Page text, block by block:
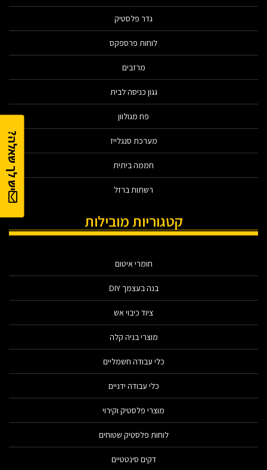
יש לך שאלה?
גדר פלסטיק
לוחות פרספקס
מרזבים
גגון כניסה לבית
פח מגולוון
מערכת סנגלייז
חממה ביתית
רשתות ברזל
קטגוריות מובילות
חומרי איטום
בנה בעצמך DIY
ציוד כיבוי אש
מוצרי בניה קלה
כלי עבודה חשמליים
כלי עבודה ידניים
מוצרי פלסטיק וקירוי
לוחות פלסטיק שטוחים
דקים סינטטיים